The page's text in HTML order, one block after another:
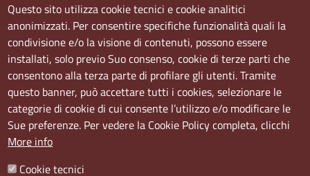
Sedi e orari
Sede Centrale:
Via S. Aspreno, 2, 80133 Napoli NA
Sede Secondaria:
Corso Meridionale, 58 80143 Napoli NA
Orari
Il venerdì dalle ore 8.50 alle ore 11.00
Questo sito utilizza cookie tecnici e cookie analitici
anonimizzati. Per consentire specifiche funzionalità quali la
condivisione e/o la visione di contenuti, possono essere
installati, solo previo Suo consenso, cookie di terze parti che
consentono alla terza parte di profilare gli utenti. Tramite
questo banner, può accettare tutti i cookies, selezionare le
categorie di cookie di cui consente l’utilizzo e/o modificare le
Sue preferenze. Per vedere la Cookie Policy completa, clicchi
More info
Cookie tecnici